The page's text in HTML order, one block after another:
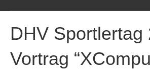
DHV Sportlertag
Vortrag